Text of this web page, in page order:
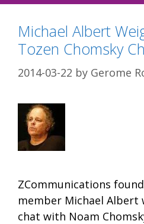
Michael Albert
Tozen Chomsky
2014-03-22 by Gerome
ZCommunications
member Michael Albert
chat with Noam